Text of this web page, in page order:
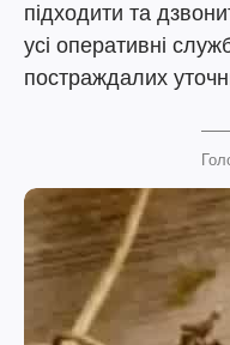
підходити та
усі оперативні
постраждалих